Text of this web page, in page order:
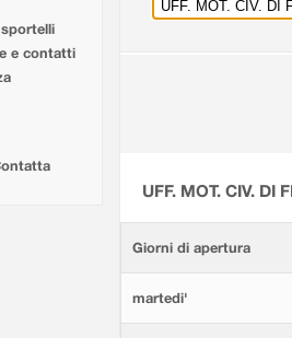
e contatti
UFF. MOT. CIV. DI
Giorni di apertura
martedi'